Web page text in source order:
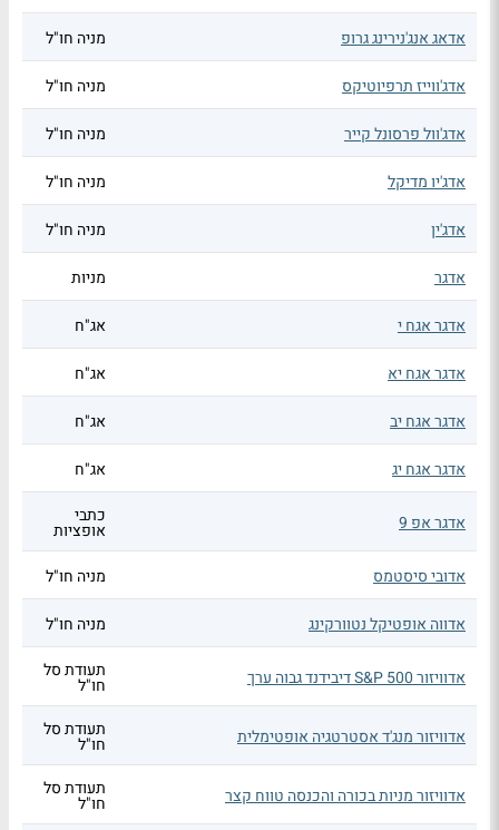
אדאג אנג'נירינג גרופ מניה חו"ל
אדג'ווייז תרפיוטיקס מניה חו"ל
אדג'וול פרסונל קייר מניה חו"ל
אדג'יו מדיקל מניה חו"ל
אדג'ין מניה חו"ל
אדגר מניות
אדגר אגח י אג"ח
אדגר אגח יא אג"ח
אדגר אגח יב אג"ח
אדגר אגח יג אג"ח
אדגר אפ 9 כתבי
אופציות
אדובי סיסטמס
מניה חו"ל
אדווה אופטיקל נטוורקינג מניה חו"ל
אדוויזור S&P 500 דיבידנד גבוה ערך תעודת סל
חו"ל
אדוויזור מנג'ד אסטרטגיה אופטימלית תעודת סל
חו"ל
אדוויזור מניות בכורה והכנסה טווח קצר תעודת סל
חו"ל